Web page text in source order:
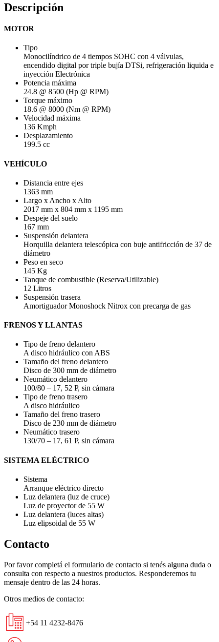
Descripción
MOTOR
Tipo
Monocilíndrico de 4 tiempos SOHC con 4 válvulas,
encendido digital por triple bujía DTSi, refrigeración liquida e
inyección Electrónica
Potencia máxima
24.8 @ 8500 (Hp @ RPM)
Torque máximo
18.6 @ 8000 (Nm @ RPM)
Velocidad máxima
136 Kmph
Desplazamiento
199.5 cc
VEHÍCULO
Distancia entre ejes
1363 mm
Largo x Ancho x Alto
2017 mm x 804 mm x 1195 mm
Despeje del suelo
167 mm
Suspensión delantera
Horquilla delantera telescópica con buje antifricción de 37 de
diámetro
Peso en seco
145 Kg
Tanque de combustible (Reserva/Utilizable)
12 Litros
Suspensión trasera
Amortiguador Monoshock Nitrox con precarga de gas
FRENOS Y LLANTAS
Tipo de freno delantero
A disco hidráulico con ABS
Tamaño del freno delantero
Disco de 300 mm de diámetro
Neumático delantero
100/80 – 17, 52 P, sin cámara
Tipo de freno trasero
A disco hidráulico
Tamaño del freno trasero
Disco de 230 mm de diámetro
Neumático trasero
130/70 – 17, 61 P, sin cámara
SISTEMA ELÉCTRICO
Sistema
Arranque eléctrico directo
Luz delantera (luz de cruce)
Luz de proyector de 55 W
Luz delantera (luces altas)
Luz elipsoidal de 55 W
Contacto
Por favor completá el formulario de contacto si tenés alguna duda o
consulta con respecto a nuestros productos. Responderemos tu
mensaje dentro de las 24 horas.
Otros medios de contacto:
+54 11 4232-8476